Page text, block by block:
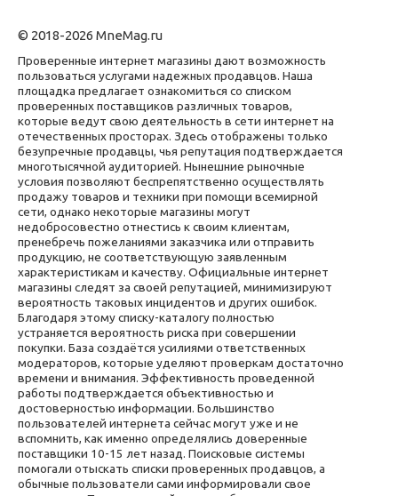
© 2018-2026 MneMag.ru
Проверенные интернет магазины дают возможность
пользоваться услугами надежных продавцов. Наша
площадка предлагает ознакомиться со списком
проверенных поставщиков различных товаров,
которые ведут свою деятельность в сети интернет на
отечественных просторах. Здесь отображены только
безупречные продавцы, чья репутация подтверждается
многотысячной аудиторией. Нынешние рыночные
условия позволяют беспрепятственно осуществлять
продажу товаров и техники при помощи всемирной
сети, однако некоторые магазины могут
недобросовестно отнестись к своим клиентам,
пренебречь пожеланиями заказчика или отправить
продукцию, не соответствующую заявленным
характеристикам и качеству. Официальные интернет
магазины следят за своей репутацией, минимизируют
вероятность таковых инцидентов и других ошибок.
Благодаря этому списку-каталогу полностью
устраняется вероятность риска при совершении
покупки. База создаётся усилиями ответственных
модераторов, которые уделяют проверкам достаточно
времени и внимания. Эффективность проведенной
работы подтверждается объективностью и
достоверностью информации. Большинство
пользователей интернета сейчас могут уже и не
вспомнить, как именно определялись доверенные
поставщики 10-15 лет назад. Поисковые системы
помогали отыскать списки проверенных продавцов, а
обычные пользователи сами информировали свое